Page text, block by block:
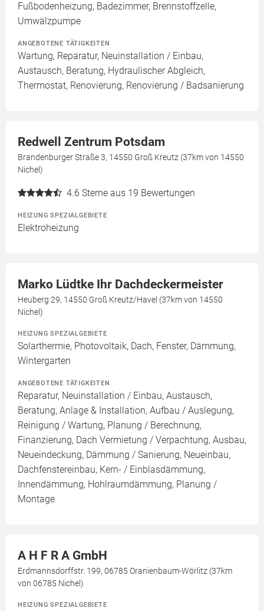
Fußbodenheizung, Badezimmer, Brennstoffzelle,
Umwälzpumpe
ANGEBOTENE TÄTIGKEITEN
Wartung, Reparatur, Neuinstallation / Einbau,
Austausch, Beratung, Hydraulischer Abgleich,
Thermostat, Renovierung, Renovierung / Badsanierung
Redwell Zentrum Potsdam
Brandenburger Straße 3, 14550 Groß Kreutz (37km von 14550
Nichel)
4.6 Sterne aus 19 Bewertungen
HEIZUNG SPEZIALGEBIETE
Elektroheizung
Marko Lüdtke Ihr Dachdeckermeister
Heuberg 29, 14550 Groß Kreutz/Havel (37km von 14550
Nichel)
HEIZUNG SPEZIALGEBIETE
Solarthermie, Photovoltaik, Dach, Fenster, Dämmung,
Wintergarten
ANGEBOTENE TÄTIGKEITEN
Reparatur, Neuinstallation / Einbau, Austausch,
Beratung, Anlage & Installation, Aufbau / Auslegung,
Reinigung / Wartung, Planung / Berechnung,
Finanzierung, Dach Vermietung / Verpachtung, Ausbau,
Neueindeckung, Dämmung / Sanierung, Neueinbau,
Dachfenstereinbau, Kern- / Einblasdämmung,
Innendämmung, Hohlraumdämmung, Planung /
Montage
A H F R A GmbH
Erdmannsdorffstr. 199, 06785 Oranienbaum-Wörlitz (37km
von 06785 Nichel)
HEIZUNG SPEZIALGEBIETE